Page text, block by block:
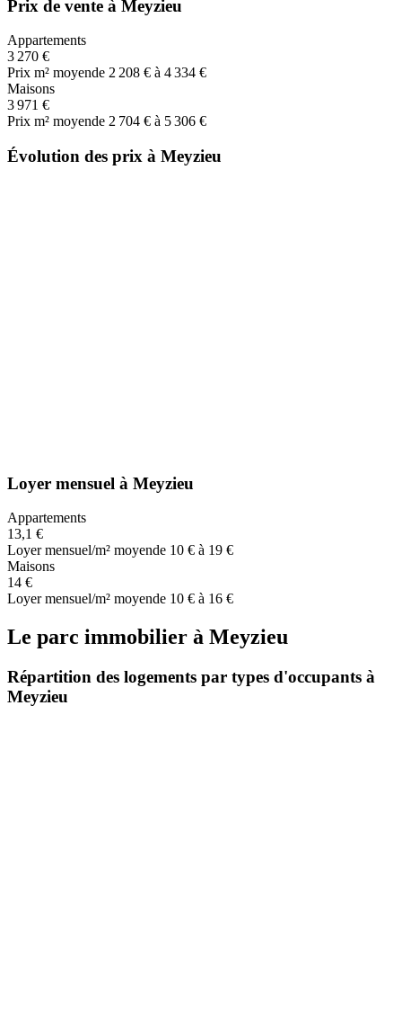
Prix de vente à Meyzieu
Appartements
3 270 €
Prix m² moyende 2 208 € à 4 334 €
Maisons
3 971 €
Prix m² moyende 2 704 € à 5 306 €
Évolution des prix à Meyzieu
Loyer mensuel à Meyzieu
Appartements
13,1 €
Loyer mensuel/m² moyende 10 € à 19 €
Maisons
14 €
Loyer mensuel/m² moyende 10 € à 16 €
Le parc immobilier à Meyzieu
Répartition des logements par types d'occupants à
Meyzieu